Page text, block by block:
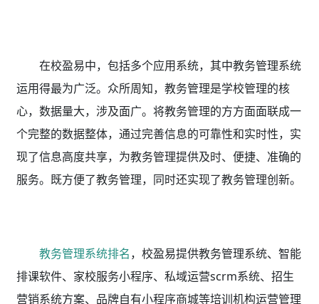
在校盈易中，包括多个应用系统，其中教务管理系统
运用得最为广泛。众所周知，教务管理是学校管理的核
心，数据量大，涉及面广。将教务管理的方方面面联成一
个完整的数据整体，通过完善信息的可靠性和实时性，实
现了信息高度共享，为教务管理提供及时、便捷、准确的
服务。既方便了教务管理，同时还实现了教务管理创新。
教务管理系统排名，校盈易提供教务管理系统、智能
排课软件、家校服务小程序、私域运营scrm系统、招生
营销系统方案、品牌自有小程序商城等培训机构运营管理